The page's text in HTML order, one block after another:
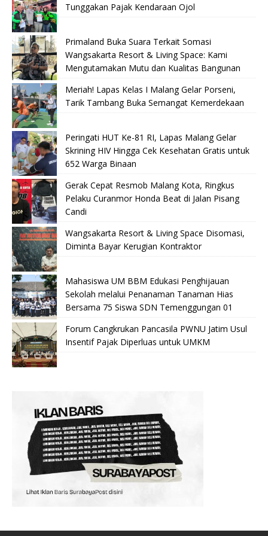
Tunggakan Pajak Kendaraan Ojol
Primaland Buka Suara Terkait Somasi
Wangsakarta Resort & Living Space: Kami
Mengutamakan Mutu dan Kualitas Bangunan
Meriah! Lapas Kelas I Malang Gelar Porseni,
Tarik Tambang Buka Semangat Kemerdekaan
Peringati HUT Ke-81 RI, Lapas Malang Gelar
Skrining HIV Hingga Cek Kesehatan Gratis untuk
652 Warga Binaan
Gerak Cepat Resmob Malang Kota, Ringkus
Pelaku Curanmor Honda Beat di Jalan Pisang
Candi
Wangsakarta Resort & Living Space Disomasi,
Diminta Bayar Kerugian Kontraktor
Mahasiswa UM BBM Edukasi Penghijauan
Sekolah melalui Penanaman Tanaman Hias
Bersama 75 Siswa SDN Temenggungan 01
Forum Cangkrukan Pancasila PWNU Jatim Usul
Insentif Pajak Diperluas untuk UMKM